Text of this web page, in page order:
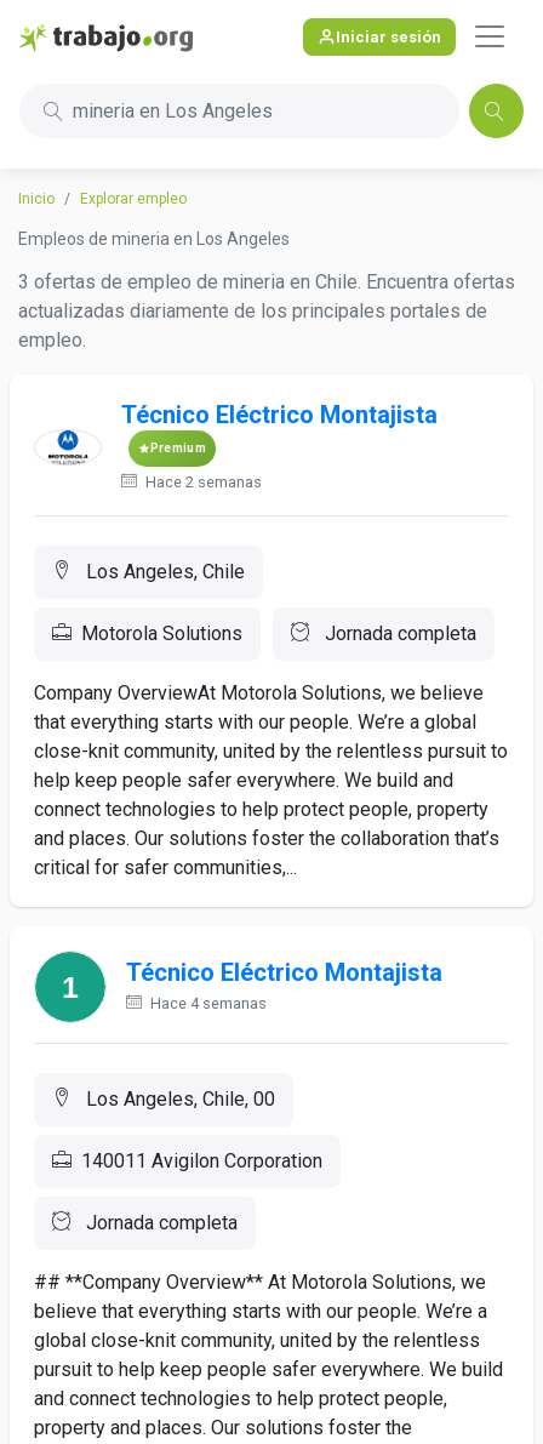
Iniciar sesión
mineria en Los Angeles
Inicio Explorar empleo
Empleos de mineria en Los Angeles
3 ofertas de empleo de mineria en Chile. Encuentra ofertas
actualizadas diariamente de los principales portales de
empleo.
Técnico Eléctrico Montajista
Premium
Hace 2 semanas
Los Angeles, Chile
Motorola Solutions Jornada completa
Company OverviewAt Motorola Solutions, we believe
that everything starts with our people. We’re a global
close-knit community, united by the relentless pursuit to
help keep people safer everywhere. We build and
connect technologies to help protect people, property
and places. Our solutions foster the collaboration that’s
critical for safer communities,...
Técnico Eléctrico Montajista
Hace 4 semanas
Los Angeles, Chile, 00
140011 Avigilon Corporation
Jornada completa
## **Company Overview** At Motorola Solutions, we
believe that everything starts with our people. We’re a
global close-knit community, united by the relentless
pursuit to help keep people safer everywhere. We build
and connect technologies to help protect people,
property and places. Our solutions foster the